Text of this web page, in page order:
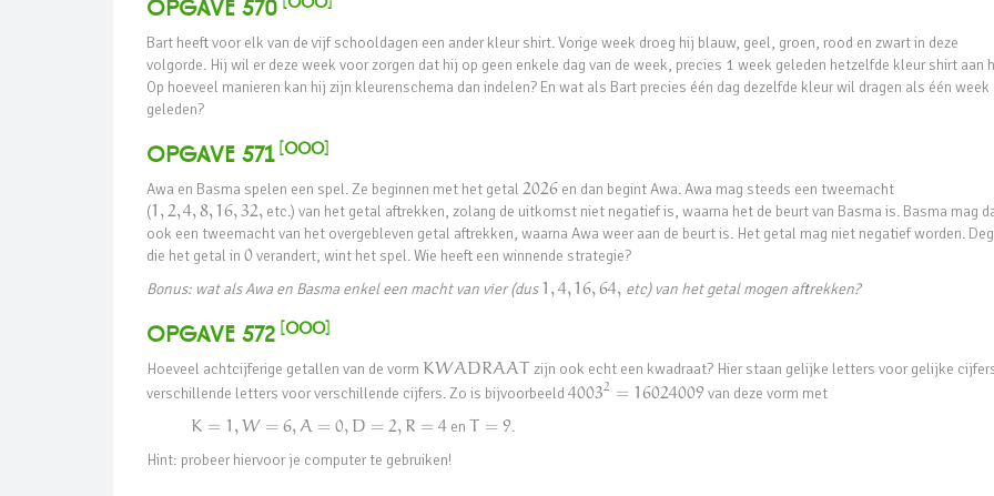
Opgave 570
Bart heeft voor elk van de vijf schooldagen een ander kleur shirt. Vorige week droeg hij blauw, geel, groen, rood en zwart in deze
volgorde. Hij wil er deze week voor zorgen dat hij op geen enkele dag van de week, precies 1 week geleden hetzelfde kleur shirt aan
Op hoeveel manieren kan hij zijn kleurenschema dan indelen? En wat als Bart precies één dag dezelfde kleur wil dragen als één week
geleden?
Opgave 571 [ooO]
Awa en Basma spelen een spel. Ze beginnen met het getal 2026en dan begint Awa. Awa mag steeds een tweemacht
(1 ,2,4,8, 16,32,etc.) van het getal aftrekken, zolang de uitkomst niet negatief is, waarna het de beurt van Basma is. Basma mag
ook een tweemacht van het overgebleven getal aftrekken, waarna Awa weer aan de beurt is. Het getal mag niet negatief worden.
die het getal in 0verandert, wint het spel. Wie heeft een winnende strategie?
Bonus: wat als Awa en Basma enkel een macht van vier (dus1 ,4, 16,64, etc) van het getal mogen aftrekken?
Opgave 572 [ooO]
Hoeveel achtcijferige getallen van de vorm KWADRAAT zijn ook echt een kwadraat? Hier staan gelijke letters voor gelijke
verschillende letters voor verschillende cijfers. Zo is bijvoorbeeld 40032 = 16024009 van deze vorm met
K = 1 , W = 6, A = 0, D = 2, R = 4 en T = 9.
Hint: probeer hiervoor je computer te gebruiken!